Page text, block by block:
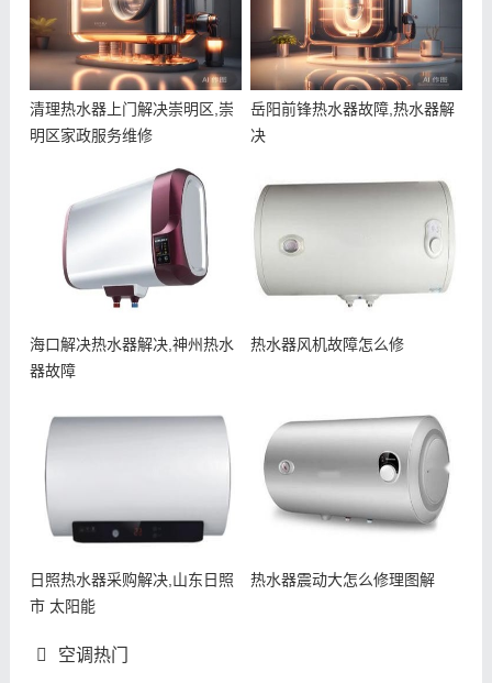
清理热水器上门解决崇明区,崇
明区家政服务维修
岳阳前锋热水器故障,热水器解
决
海口解决热水器解决,神州热水
器故障
热水器风机故障怎么修
日照热水器采购解决,山东日照
市 太阳能
热水器震动大怎么修理图解
空调热门